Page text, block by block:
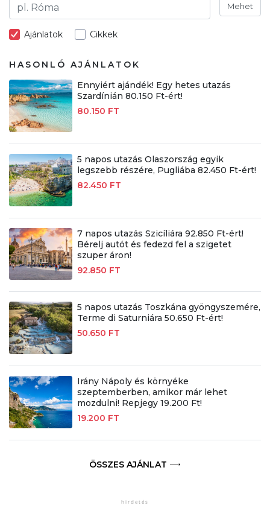
Mehet
Ajánlatok Cikkek
HASONLÓ AJÁNLATOK
Ennyiért ajándék! Egy hetes utazás
Szardínián 80.150 Ft-ért!
80.150 FT
5 napos utazás Olaszország egyik
legszebb részére, Pugliába 82.450 Ft-ért!
82.450 FT
7 napos utazás Szicíliára 92.850 Ft-ért!
Bérelj autót és fedezd fel a szigetet
szuper áron!
92.850 FT
5 napos utazás Toszkána gyöngyszemére,
Terme di Saturniára 50.650 Ft-ért!
50.650 FT
Irány Nápoly és környéke
szeptemberben, amikor már lehet
mozdulni! Repjegy 19.200 Ft!
19.200 FT
ÖSSZES AJÁNLAT